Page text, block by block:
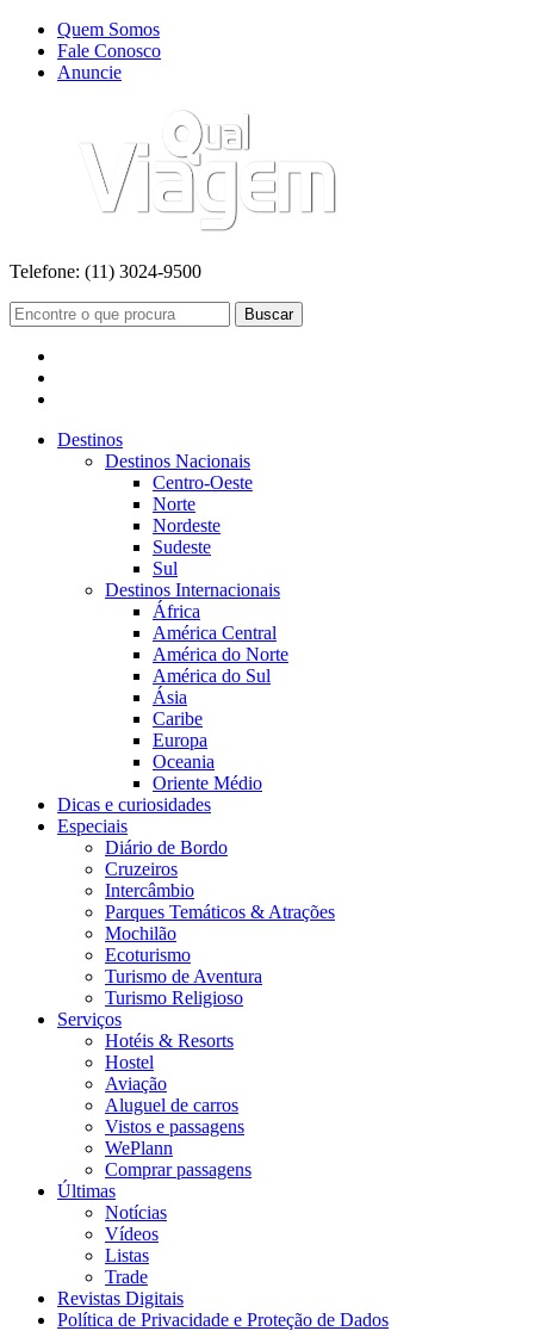
Quem Somos
Fale Conosco
Anuncie
Telefone: (11) 3024-9500
Buscar
Destinos
Destinos Nacionais
Centro-Oeste
Norte
Nordeste
Sudeste
Sul
Destinos Internacionais
África
América Central
América do Norte
América do Sul
Ásia
Caribe
Europa
Oceania
Oriente Médio
Dicas e curiosidades
Especiais
Diário de Bordo
Cruzeiros
Intercâmbio
Parques Temáticos & Atrações
Mochilão
Ecoturismo
Turismo de Aventura
Turismo Religioso
Serviços
Hotéis & Resorts
Hostel
Aviação
Aluguel de carros
Vistos e passagens
WePlann
Comprar passagens
Últimas
Notícias
Vídeos
Listas
Trade
Revistas Digitais
Política de Privacidade e Proteção de Dados